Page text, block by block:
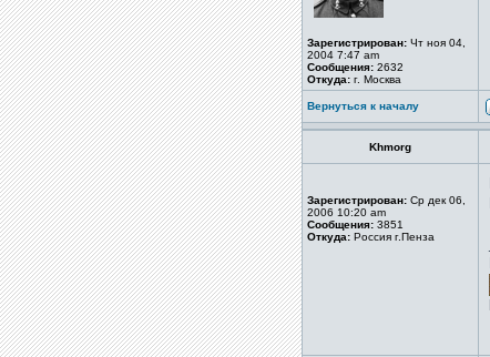
Зарегистрирован: Чт ноя 04,
2004 7:47 am
Сообщения: 2632
Откуда: г. Москва
Вернуться к началу
Khmorg
Зарегистрирован: Ср дек 06,
2006 10:20 am
Сообщения: 3851
Откуда: Россия г.Пенза